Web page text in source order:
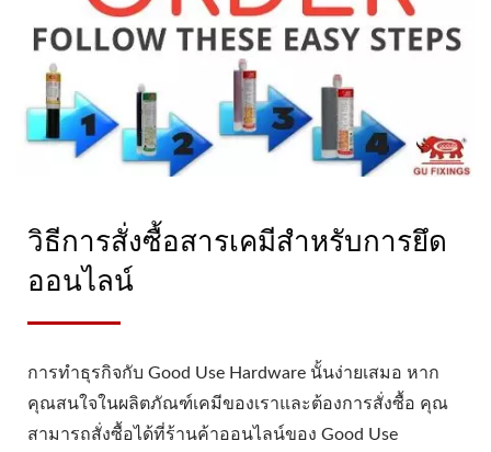
วิธีการสั่งซื้อสารเคมีสำหรับการยึด
ออนไลน์
การทำธุรกิจกับ Good Use Hardware นั้นง่ายเสมอ หาก
คุณสนใจในผลิตภัณฑ์เคมีของเราและต้องการสั่งซื้อ คุณ
สามารถสั่งซื้อได้ที่ร้านค้าออนไลน์ของ Good Use